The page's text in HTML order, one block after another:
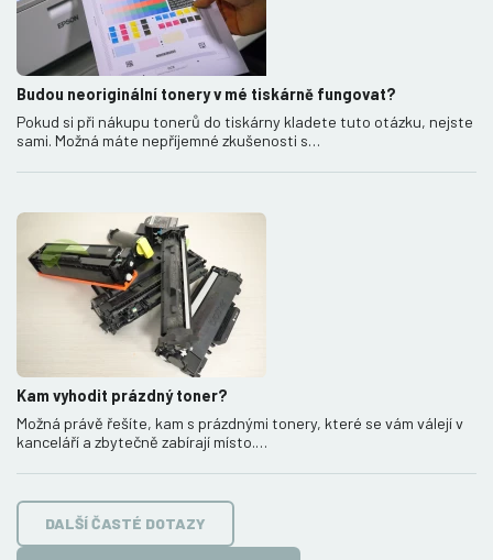
Budou neoriginální tonery v mé tiskárně fungovat?
Pokud si při nákupu tonerů do tiskárny kladete tuto otázku, nejste
sami. Možná máte nepříjemné zkušenosti s…
Kam vyhodit prázdný toner?
Možná právě řešíte, kam s prázdnými tonery, které se vám válejí v
kanceláří a zbytečně zabírají místo.…
DALŠÍ ČASTÉ DOTAZY